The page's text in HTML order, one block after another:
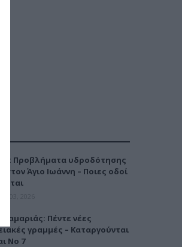
Προβλήματα υδροδότησης
στον Άγιο Ιωάννη – Ποιες οδοί
Πέντε νέες
γραμμές – Καταργούνται
Νο 7